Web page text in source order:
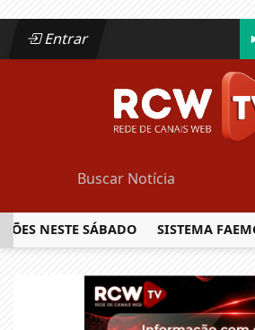
Entrar
NESTE SÁBADO SISTEMA FAEMG